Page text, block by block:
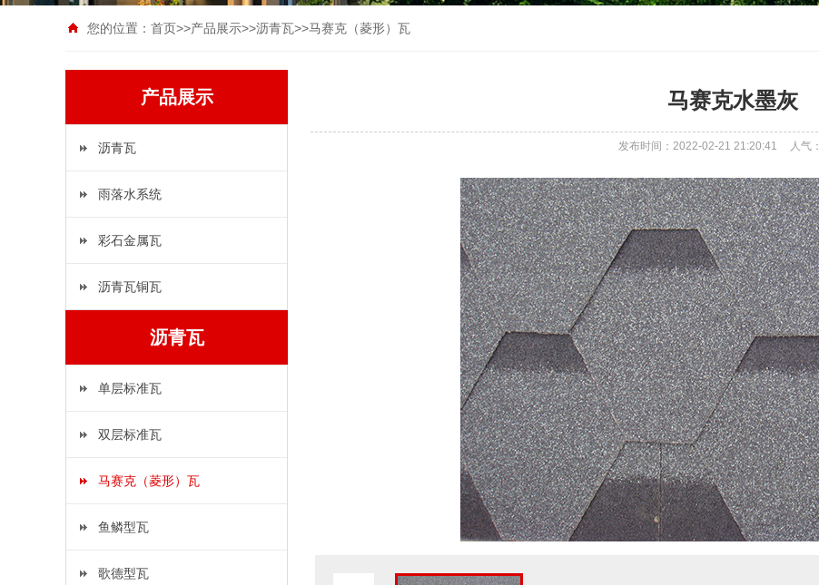
您的位置： 首页>>产品展示>>沥青瓦>>马赛克（菱形）瓦
产品展示
沥青瓦
雨落水系统
彩石金属瓦
沥青瓦铜瓦
沥青瓦
单层标准瓦
双层标准瓦
马赛克（菱形）瓦
鱼鳞型瓦
歌德型瓦
马赛克水墨灰
发布时间：2022-02-21 21:20:41 人气：